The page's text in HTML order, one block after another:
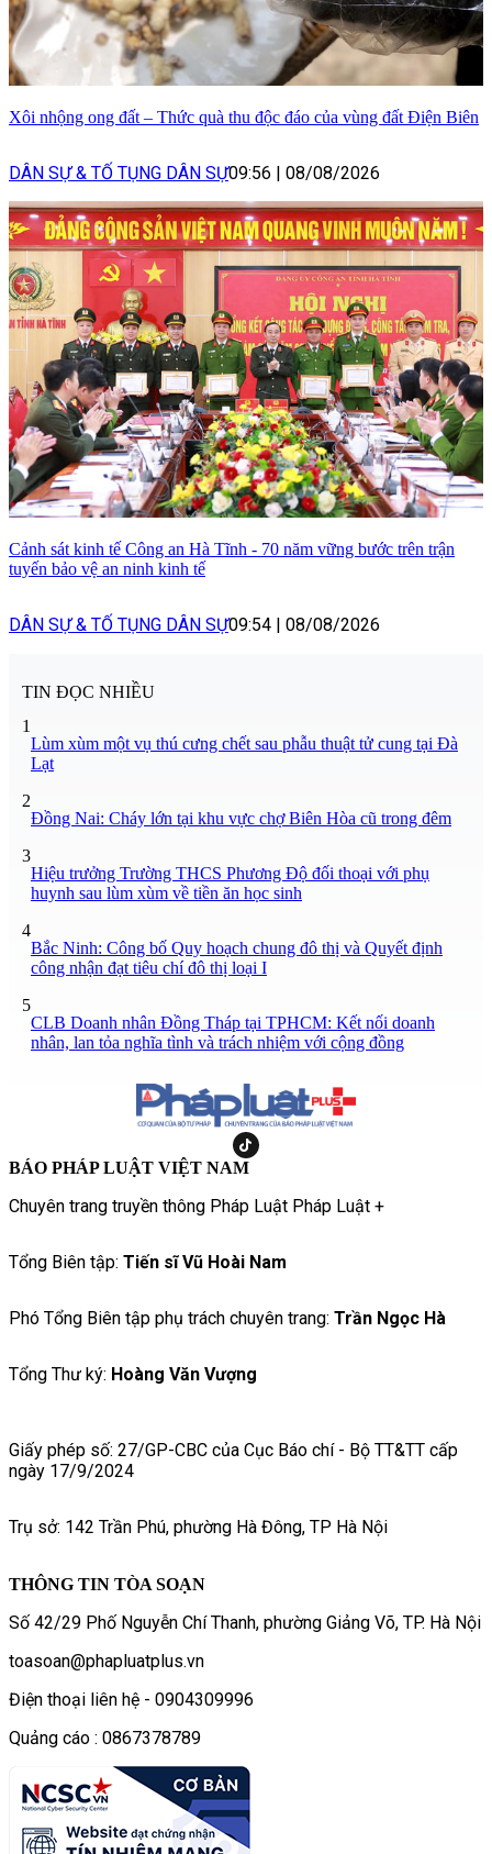
Xôi nhộng ong đất – Thức quà thu độc đáo của vùng đất Điện Biên
DÂN SỰ & TỐ TỤNG DÂN SỰ09:56 08/08/2026
Cảnh sát kinh tế Công an Hà Tĩnh - 70 năm vững bước trên trận
tuyến bảo vệ an ninh kinh tế
DÂN SỰ & TỐ TỤNG DÂN SỰ09:54 08/08/2026
TIN ĐỌC NHIỀU
1
Lùm xùm một vụ thú cưng chết sau phẫu thuật tử cung tại Đà
Lạt
2
Đồng Nai: Cháy lớn tại khu vực chợ Biên Hòa cũ trong đêm
3
Hiệu trưởng Trường THCS Phương Độ đối thoại với phụ
huynh sau lùm xùm về tiền ăn học sinh
4
Bắc Ninh: Công bố Quy hoạch chung đô thị và Quyết định
công nhận đạt tiêu chí đô thị loại I
5
CLB Doanh nhân Đồng Tháp tại TPHCM: Kết nối doanh
nhân, lan tỏa nghĩa tình và trách nhiệm với cộng đồng
BÁO PHÁP LUẬT VIỆT NAM
Chuyên trang truyền thông Pháp Luật Pháp Luật +
Tổng Biên tập: Tiến sĩ Vũ Hoài Nam
Phó Tổng Biên tập phụ trách chuyên trang: Trần Ngọc Hà
Tổng Thư ký: Hoàng Văn Vượng
Giấy phép số: 27/GP-CBC của Cục Báo chí - Bộ TT&TT cấp
ngày 17/9/2024
Trụ sở: 142 Trần Phú, phường Hà Đông, TP Hà Nội
THÔNG TIN TÒA SOẠN
Số 42/29 Phố Nguyễn Chí Thanh, phường Giảng Võ, TP. Hà Nội
toasoan@phapluatplus.vn
Điện thoại liên hệ - 0904309996
Quảng cáo : 0867378789